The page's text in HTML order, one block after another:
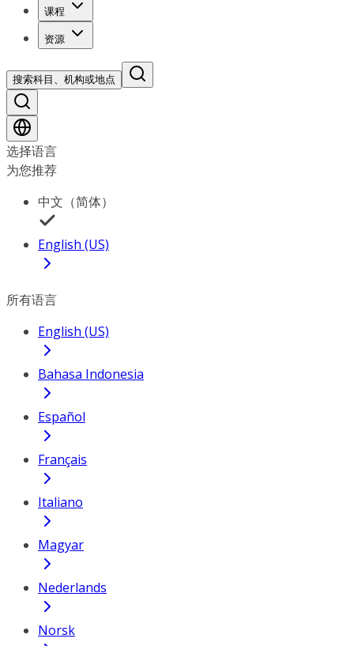
课程
资源
搜索科目、机构或地点
选择语言
为您推荐
中文（简体）
English (US)
所有语言
English (US)
Bahasa Indonesia
Español
Français
Italiano
Magyar
Nederlands
Norsk